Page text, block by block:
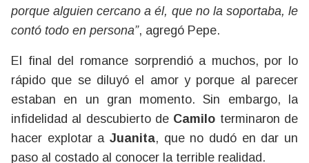
porque alguien cercano a él, que no la soportaba, le
contó todo en persona”, agregó Pepe.
El final del romance sorprendió a muchos, por lo
rápido que se diluyó el amor y porque al parecer
estaban en un gran momento. Sin embargo, la
infidelidad al descubierto de Camilo terminaron de
hacer explotar a Juanita, que no dudó en dar un
paso al costado al conocer la terrible realidad.